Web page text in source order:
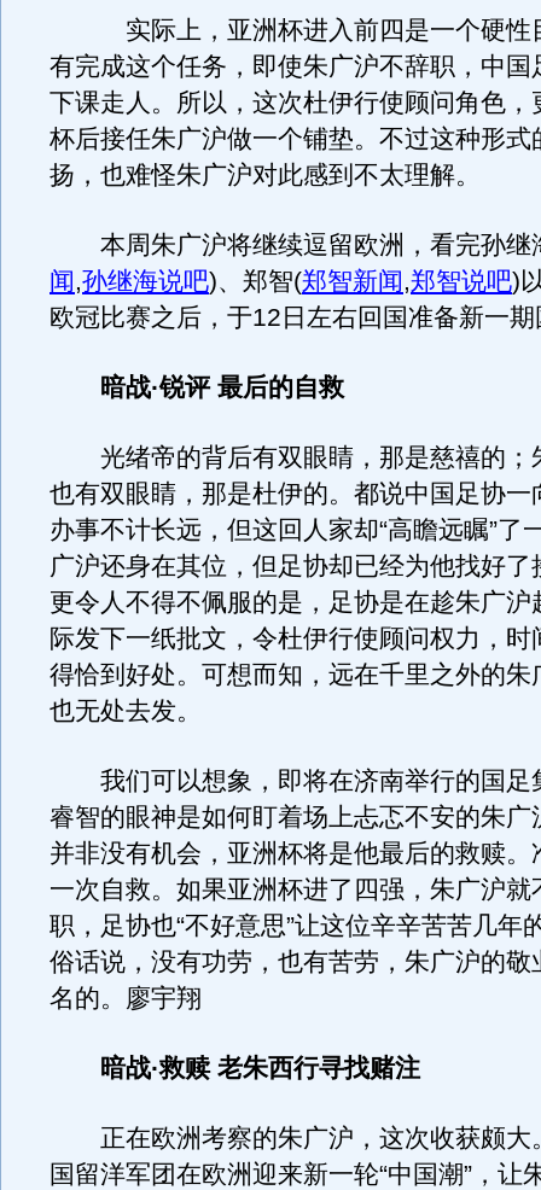
实际上，亚洲杯进入前四是一个硬性
有完成这个任务，即使朱广沪不辞职，中国
下课走人。所以，这次杜伊行使顾问角色，
杯后接任朱广沪做一个铺垫。不过这种形式
扬，也难怪朱广沪对此感到不太理解。
本周朱广沪将继续逗留欧洲，看完孙继
闻,孙继海说吧)、郑智(郑智新闻,郑智说吧)
欧冠比赛之后，于12日左右回国准备新一
暗战·锐评 最后的自救
光绪帝的背后有双眼睛，那是慈禧的；
也有双眼睛，那是杜伊的。都说中国足协一
办事不计长远，但这回人家却“高瞻远瞩”了
广沪还身在其位，但足协却已经为他找好了
更令人不得不佩服的是，足协是在趁朱广沪
际发下一纸批文，令杜伊行使顾问权力，时
得恰到好处。可想而知，远在千里之外的朱
也无处去发。
我们可以想象，即将在济南举行的国足
睿智的眼神是如何盯着场上忐忑不安的朱广
并非没有机会，亚洲杯将是他最后的救赎。
一次自救。如果亚洲杯进了四强，朱广沪就
职，足协也“不好意思”让这位辛辛苦苦几年
俗话说，没有功劳，也有苦劳，朱广沪的敬
名的。廖宇翔
暗战·救赎 老朱西行寻找赌注
正在欧洲考察的朱广沪，这次收获颇大
国留洋军团在欧洲迎来新一轮“中国潮”，让